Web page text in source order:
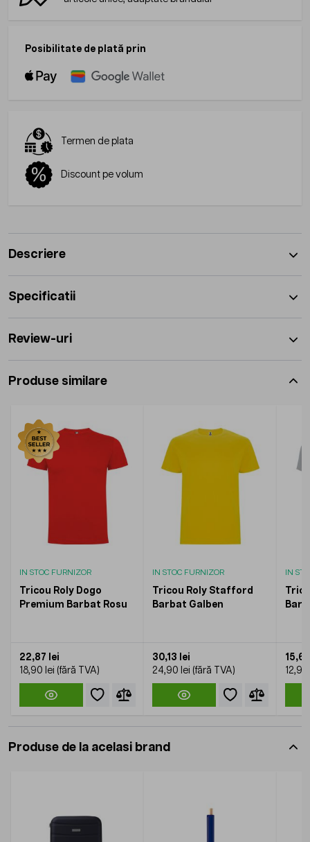
Posibilitate de plată prin
Termen de plata
Discount pe volum
Descriere
Specificatii
Review-uri
Produse similare
IN STOC FURNIZOR
Tricou Roly Dogo
Premium Barbat Rosu
22,87 lei
18,90 lei
IN STOC FURNIZOR
Tricou Roly Stafford
Barbat Galben
30,13 lei
24,90 lei
IN
Produse de la acelasi brand